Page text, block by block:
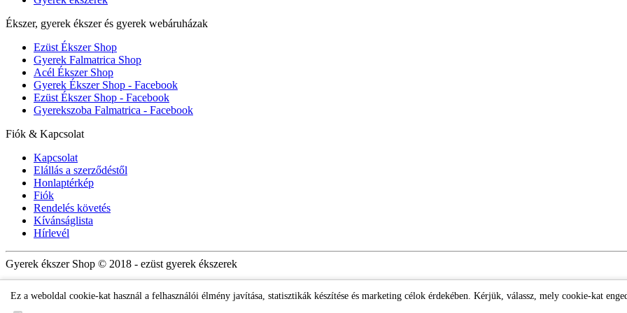
Ékszer, gyerek ékszer és gyerek webáruházak
Ezüst Ékszer Shop
Gyerek Falmatrica Shop
Acél Ékszer Shop
Gyerek Ékszer Shop - Facebook
Ezüst Ékszer Shop - Facebook
Gyerekszoba Falmatrica - Facebook
Fiók & Kapcsolat
Kapcsolat
Elállás a szerződéstől
Honlaptérkép
Fiók
Rendelés követés
Kívánságlista
Hírlevél
Gyerek ékszer Shop © 2018 - ezüst gyerek ékszerek
Ez a weboldal cookie-kat használ a felhasználói élmény javítása, statisztikák készítése és marketing célok érdekében. Kérjük, válassz, mely cookie-kat